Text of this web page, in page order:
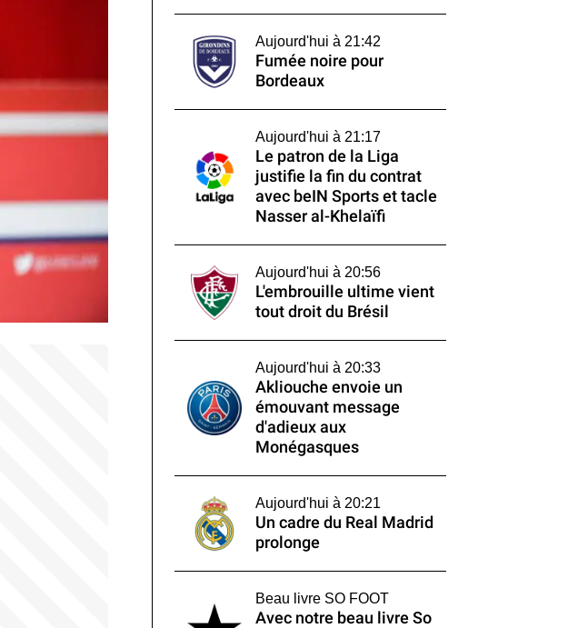
Aujourd'hui à 21:42
Fumée noire pour
Bordeaux
Aujourd'hui à 21:17
Le patron de la Liga
justifie la fin du contrat
avec beIN Sports et tacle
Nasser al-Khelaïfi
Aujourd'hui à 20:56
L'embrouille ultime vient
tout droit du Brésil
Aujourd'hui à 20:33
Akliouche envoie un
émouvant message
d'adieux aux
Monégasques
Aujourd'hui à 20:21
Un cadre du Real Madrid
prolonge
Beau livre SO FOOT
Avec notre beau livre So